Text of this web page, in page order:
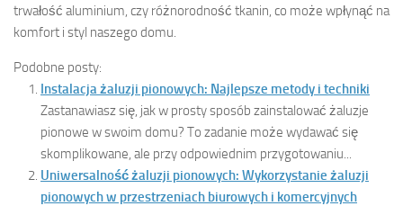
trwałość aluminium, czy różnorodność tkanin, co może wpłynąć na
komfort i styl naszego domu.
Podobne posty:
Instalacja żaluzji pionowych: Najlepsze metody i techniki
Zastanawiasz się, jak w prosty sposób zainstalować żaluzje
pionowe w swoim domu? To zadanie może wydawać się
skomplikowane, ale przy odpowiednim przygotowaniu...
Uniwersalność żaluzji pionowych: Wykorzystanie żaluzji
pionowych w przestrzeniach biurowych i komercyjnych